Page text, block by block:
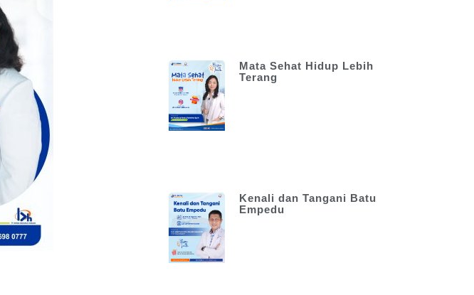
Mata Sehat Hidup Lebih
Terang
Kenali dan Tangani Batu
Empedu